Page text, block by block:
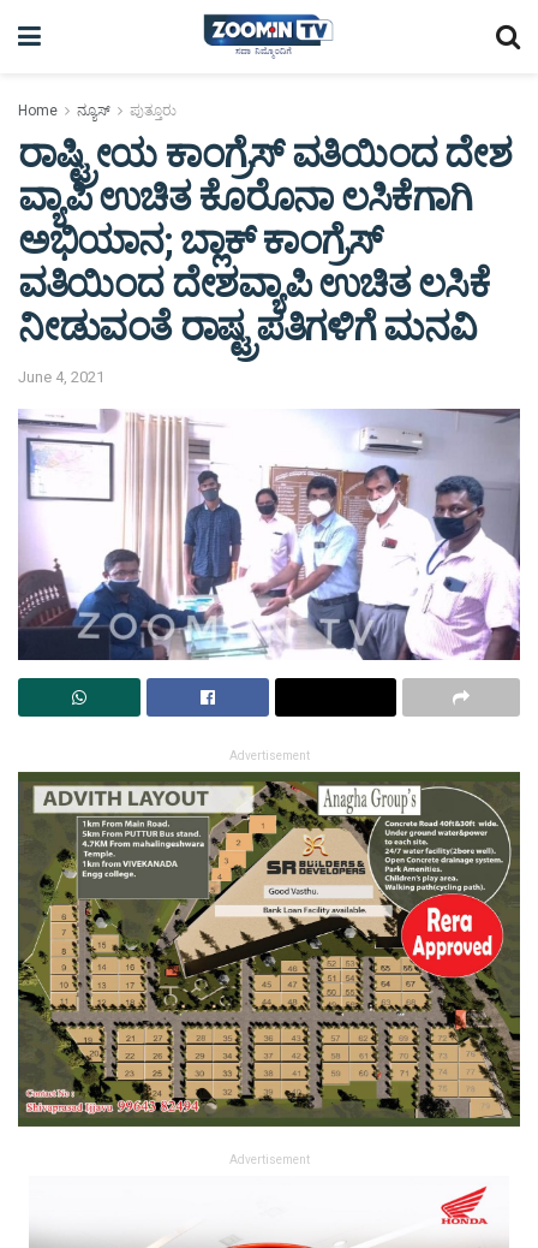
Home ನ್ಯೂಸ್ ಪುತ್ತೂರು
ರಾಷ್ಟ್ರೀಯ ಕಾಂಗ್ರೆಸ್ ವತಿಯಿಂದ ದೇಶ
ವ್ಯಾಪಿ ಉಚಿತ ಕೊರೊನಾ ಲಸಿಕೆಗಾಗಿ
ಅಭಿಯಾನ; ಬ್ಲಾಕ್ ಕಾಂಗ್ರೆಸ್
ವತಿಯಿಂದ ದೇಶವ್ಯಾಪಿ ಉಚಿತ ಲಸಿಕೆ
ನೀಡುವಂತೆ ರಾಷ್ಟ್ರಪತಿಗಳಿಗೆ ಮನವಿ
June 4, 2021
Advertisement
Advertisement